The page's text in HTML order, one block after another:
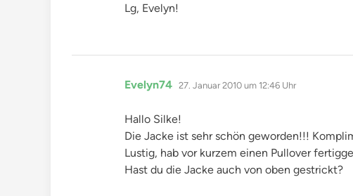
Lg, Evelyn!
Evelyn74 sagt:
27. Januar 2010 um 12:46 Uhr
Hallo Silke!
Die Jacke ist sehr schön geworden!!!
Lustig, hab vor kurzem einen Pullover
Hast du die Jacke auch von oben gestrickt?